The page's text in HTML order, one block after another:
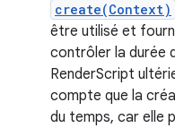
create(Context)
être utilisé et
contrôler la durée
RenderScript
compte que la
du temps, car elle